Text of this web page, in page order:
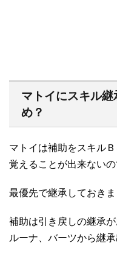
マトイにスキル
め？
マトイは補助をスキル
覚えることが出来ない
最優先で継承しておきま
補助は引き戻しの継承が
ルーナ、バーツから継承